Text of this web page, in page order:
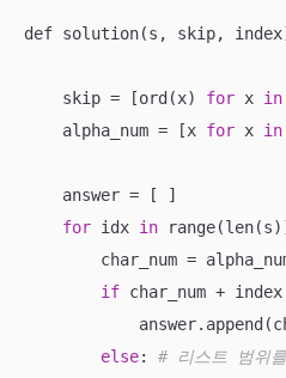
def solution(s, skip,
    skip = [ord(x)
for x in
    alpha_num = [x
for x in
    answer = [ ]
for idx in
char_num =
if char_num +
else: # 리스트 범위